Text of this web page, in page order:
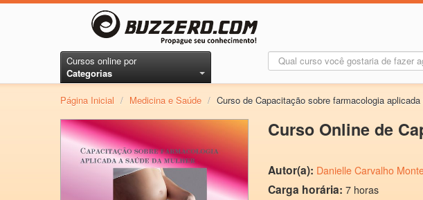
Cursos online por
Categorias
Página Inicial / Medicina e Saúde / Curso de Capacitação sobre farmacologia
Curso Online de
Autor(a): Danielle Carvalho
Carga horária: 7 horas